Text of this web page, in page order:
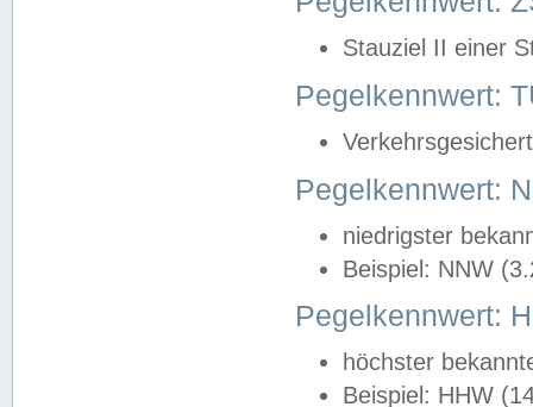
Stauziel II einer
Pegelkennwert:
Pegelkennwert:
niedrigster
Beispiel: NNW
Pegelkennwert:
höchster
Beispiel: HHW